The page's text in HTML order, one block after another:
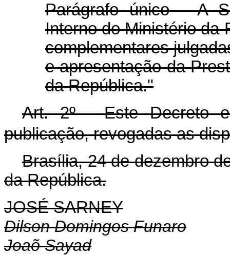
Parágrafo único-A
Interno do Ministério da
complementares
e apresentação da
da República."
Art. 2º -Este Decreto
publicação, revogadas as
Brasília, 24 de dezembro
da República.
JOSÉ SARNEY
Dilson Domingos Funaro
Joaõ Sayad